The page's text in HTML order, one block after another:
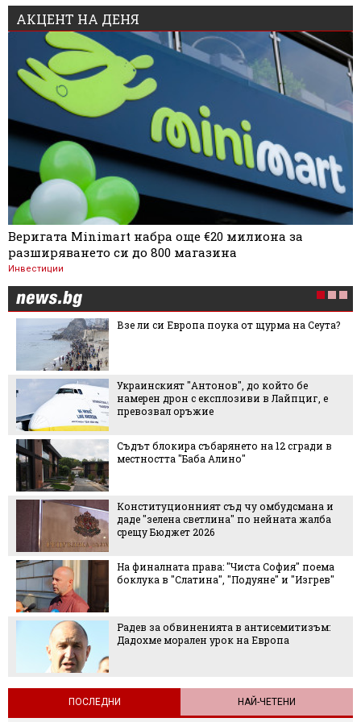
АКЦЕНТ НА ДЕНЯ
Веригата Minimart набра още €20 милиона за
разширяването си до 800 магазина
Инвестиции
Взе ли си Европа поука от щурма на Сеута?
Украинският "Антонов", до който бе
намерен дрон с експлозиви в Лайпциг, е
превозвал оръжие
Съдът блокира събарянето на 12 сгради в
местността "Баба Алино"
Конституционният съд чу омбудсмана и
даде "зелена светлина" по нейната жалба
срещу Бюджет 2026
На финалната права: "Чиста София" поема
боклука в "Слатина", "Подуяне" и "Изгрев"
Радев за обвиненията в антисемитизъм:
Дадохме морален урок на Европа
ПОСЛЕДНИ НАЙ-ЧЕТЕНИ